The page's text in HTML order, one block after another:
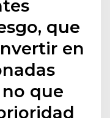
que
en
que